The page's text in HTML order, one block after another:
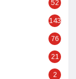
52
143
76
21
2